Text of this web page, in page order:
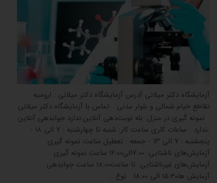
آزمایشگاه دکتر میلانی آدرس آزمایشگاه دکتر میلانی : ارومیه
تقاطع خیام شمالی و بلوار مدنی تماس با آزمایشگاه دکتر میلانی
نمونه گیری در منزل: بله نوبت‌دهی آنلاین:ندارد جوابدهی آنلاین
:ندارد ساعات کاری ساعت کار: شنبه تا چهارشنبه : ۷ الی ۱۸ -
پنجشنبه : ۷ الی ۱۳ - جمعه : تعطیل ساعت نمونه گیری
آزمایش‌های ناشتایی: 7:00الی12:00 ساعت نمونه گیری
آزمایش‌های غیرناشتایی: تا ساعت18:00 ساعت جوابدهی
آزمایش ‌ها15:30 الی 18:00 نوع …